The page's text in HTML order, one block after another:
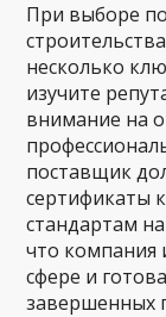
При выборе
несколько
изучите
внимание на
поставщик
сертификаты
стандартам
что компания
сфере и
завершенных